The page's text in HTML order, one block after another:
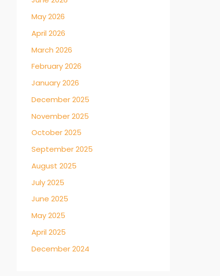
May 2026
April 2026
March 2026
February 2026
January 2026
December 2025
November 2025
October 2025
September 2025
August 2025
July 2025
June 2025
May 2025
April 2025
December 2024